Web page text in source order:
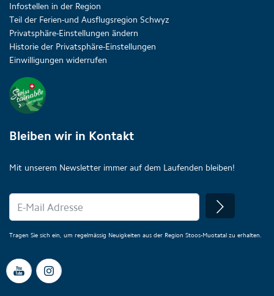
Infostellen in der Region
Teil der Ferien-und Ausflugsregion Schwyz
Privatsphäre-Einstellungen ändern
Historie der Privatsphäre-Einstellungen
Einwilligungen widerrufen
Bleiben wir in Kontakt
Mit unserem Newsletter immer auf dem Laufenden bleiben!
Tragen Sie sich ein, um regelmässig Neuigkeiten aus der Region Stoos-Muotatal zu erhalten.